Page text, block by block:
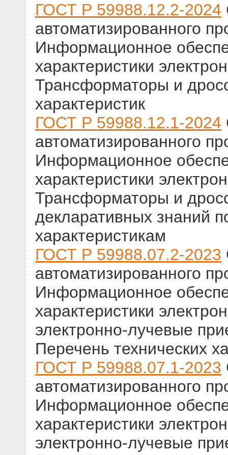
ГОСТ Р 59988.12.2-2024
автоматизированного
Информационное
характеристики
Трансформаторы и
характеристик
ГОСТ Р 59988.12.1-2024
автоматизированного
Информационное
характеристики
Трансформаторы и
декларативных знаний
характеристикам
ГОСТ Р 59988.07.2-2023
автоматизированного
Информационное
характеристики
электронно-лучевые
Перечень технических
ГОСТ Р 59988.07.1-2023
автоматизированного
Информационное
характеристики
электронно-лучевые